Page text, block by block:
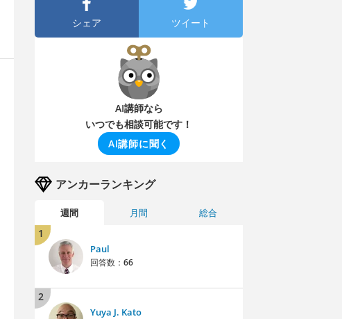
シェア ツイート
AI講師なら
いつでも相談可能です！
AI講師に聞く
アンカーランキング
週間 月間 総合
1
Paul
回答数： 66
2
Yuya J. Kato